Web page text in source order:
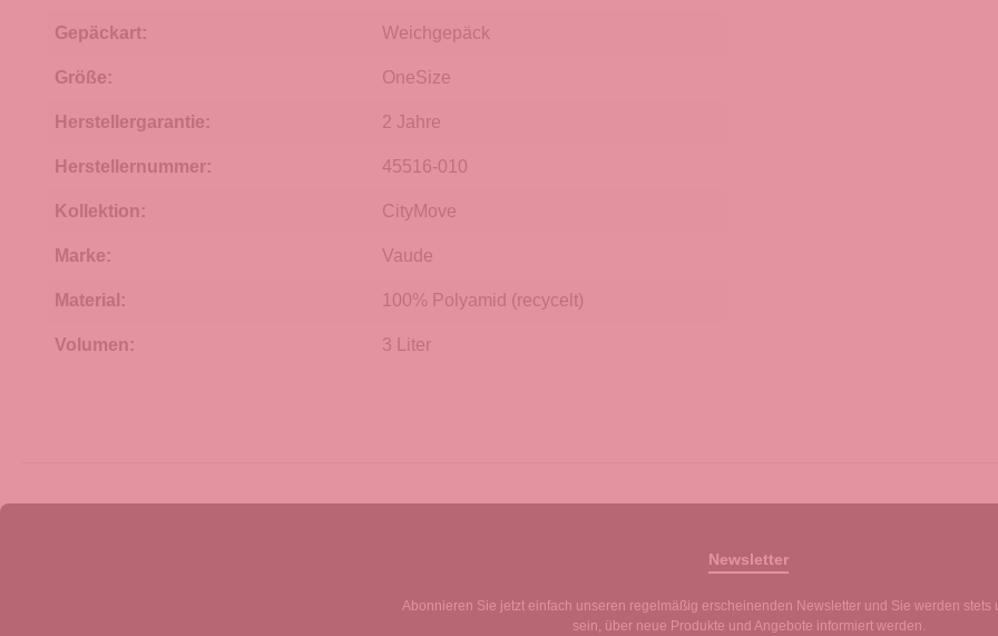
Gepäckart: Weichgepäck
Größe: OneSize
Herstellergarantie: 2 Jahre
Herstellernummer: 45516-010
Kollektion: CityMove
Marke: Vaude
Material: 100% Polyamid (recycelt)
Volumen: 3 Liter
Newsletter
Abonnieren Sie jetzt einfach unseren regelmäßig erscheinenden Newsletter und Sie werden stets
sein, über neue Produkte und Angebote informiert werden.